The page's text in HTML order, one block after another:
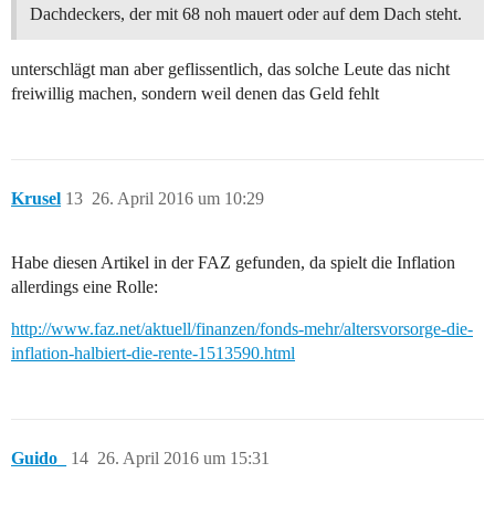
Dachdeckers, der mit 68 noh mauert oder auf dem Dach steht.
unterschlägt man aber geflissentlich, das solche Leute das nicht
freiwillig machen, sondern weil denen das Geld fehlt
Krusel 26. April 2016 um 10:29
13
Habe diesen Artikel in der FAZ gefunden, da spielt die Inflation
allerdings eine Rolle:
http://www.faz.net/aktuell/finanzen/fonds-mehr/altersvorsorge-die-
inflation-halbiert-die-rente-1513590.html
Guido_ 26. April 2016 um 15:31
14